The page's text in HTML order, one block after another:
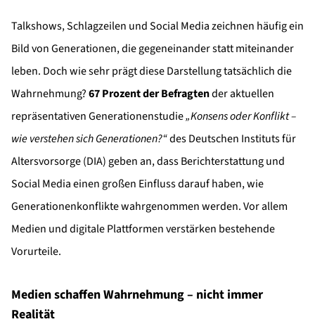
Talkshows, Schlagzeilen und Social Media zeichnen häufig ein
Bild von Generationen, die gegeneinander statt miteinander
leben. Doch wie sehr prägt diese Darstellung tatsächlich die
Wahrnehmung?67 Prozent der Befragtender aktuellen
repräsentativen Generationenstudie„Konsens oder Konflikt –
wie verstehen sich Generationen?“des Deutschen Instituts für
Altersvorsorge (DIA) geben an, dass Berichterstattung und
Social Media einen großen Einfluss darauf haben, wie
Generationenkonflikte wahrgenommen werden. Vor allem
Medien und digitale Plattformen verstärken bestehende
Vorurteile.
Medien schaffen Wahrnehmung – nicht immer
Realität